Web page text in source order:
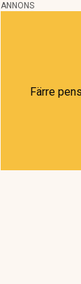
ANNONS
Färre